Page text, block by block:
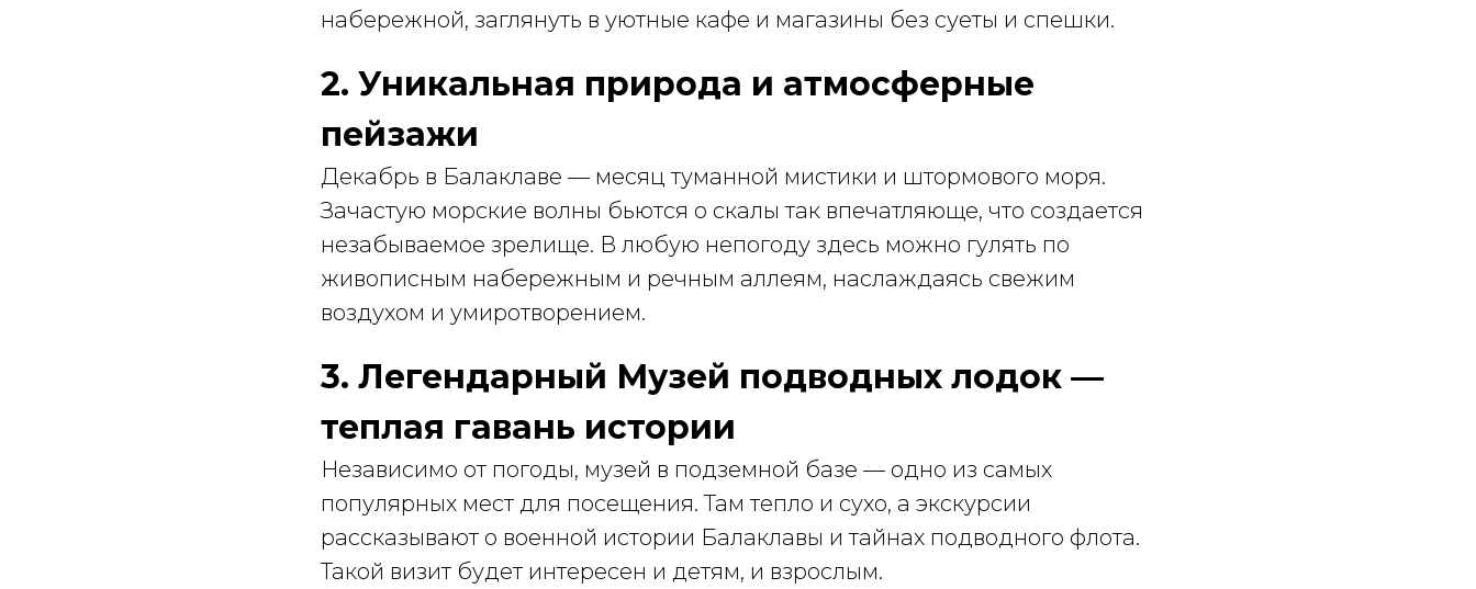
набережной, заглянуть в уютные кафе и магазины без суеты и спешки.
2. Уникальная природа и атмосферные
пейзажи
Декабрь в Балаклаве — месяц туманной мистики и штормового моря.
Зачастую морские волны бьются о скалы так впечатляюще, что создается
незабываемое зрелище. В любую непогоду здесь можно гулять по
живописным набережным и речным аллеям, наслаждаясь свежим
воздухом и умиротворением.
3. Легендарный Музей подводных лодок —
теплая гавань истории
Независимо от погоды, музей в подземной базе — одно из самых
популярных мест для посещения. Там тепло и сухо, а экскурсии
рассказывают о военной истории Балаклавы и тайнах подводного флота.
Такой визит будет интересен и детям, и взрослым.